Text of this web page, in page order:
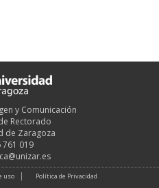
y Comunicación
Rectorado
de Zaragoza
761 019
uso Política de Privacidad